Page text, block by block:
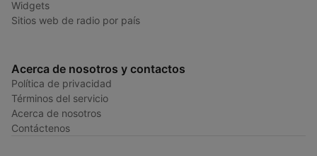
Widgets
Sitios web de radio por país
Acerca de nosotros y contactos
Política de privacidad
Términos del servicio
Acerca de nosotros
Contáctenos